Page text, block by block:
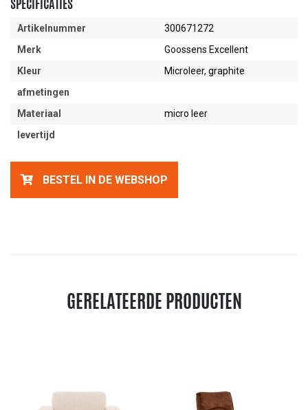
Artikelnummer
300671272
Merk
Goossens Excellent
Kleur
Microleer, graphite
afmetingen
Materiaal
micro leer
levertijd
BESTEL IN DE WEBSHOP
GERELATEERDE PRODUCTEN